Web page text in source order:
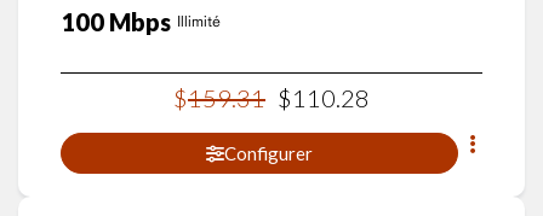
100 Mbps Illimité
$159.31 $110.28
Configurer